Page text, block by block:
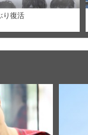
り復活